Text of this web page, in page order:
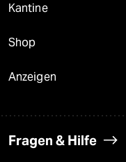
Kantine
Shop
Anzeigen
Fragen & Hilfe